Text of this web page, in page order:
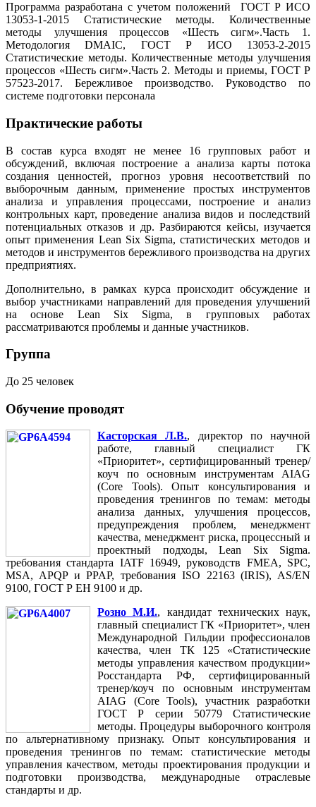
Программа разработана с учетом положений ГОСТ Р ИСО
13053-1-2015 Статистические методы. Количественные
методы улучшения процессов «Шесть сигм».Часть 1.
Методология DMAIC, ГОСТ Р ИСО 13053-2-2015
Статистические методы. Количественные методы улучшения
процессов «Шесть сигм».Часть 2. Методы и приемы, ГОСТ Р
57523-2017. Бережливое производство. Руководство по
системе подготовки персонала
Практические работы
В состав курса входят не менее 16 групповых работ и
обсуждений, включая построение а анализа карты потока
создания ценностей, прогноз уровня несоответствий по
выборочным данным, применение простых инструментов
анализа и управления процессами, построение и анализ
контрольных карт, проведение анализа видов и последствий
потенциальных отказов и др. Разбираются кейсы, изучается
опыт применения Lean Six Sigma, статистических методов и
методов и инструментов бережливого производства на других
предприятиях.
Дополнительно, в рамках курса происходит обсуждение и
выбор участниками направлений для проведения улучшений
на основе Lean Six Sigma, в групповых работах
рассматриваются проблемы и данные участников.
Группа
До 25 человек
Обучение проводят
Касторская Л.В., директор по научной
работе, главный специалист ГК
«Приоритет», сертифицированный тренер/
коуч по основным инструментам AIAG
(Core Tools). Опыт консультирования и
проведения тренингов по темам: методы
анализа данных, улучшения процессов,
предупреждения проблем, менеджмент
качества, менеджмент риска, процессный и
проектный подходы, Lean Six Sigma.
требования стандарта IATF 16949, руководств FMEA, SPC,
MSA, APQP и PPAP, требования ISO 22163 (IRIS), AS/EN
9100, ГОСТ Р ЕН 9100 и др.
Розно М.И., кандидат технических наук,
главный специалист ГК «Приоритет», член
Международной Гильдии профессионалов
качества, член ТК 125 «Статистические
методы управления качеством продукции»
Росстандарта РФ, сертифицированный
тренер/коуч по основным инструментам
AIAG (Core Tools), участник разработки
ГОСТ Р серии 50779 Статистические
методы. Процедуры выборочного контроля
по альтернативному признаку. Опыт консультирования и
проведения тренингов по темам: статистические методы
управления качеством, методы проектирования продукции и
подготовки производства, международные отраслевые
стандарты и др.